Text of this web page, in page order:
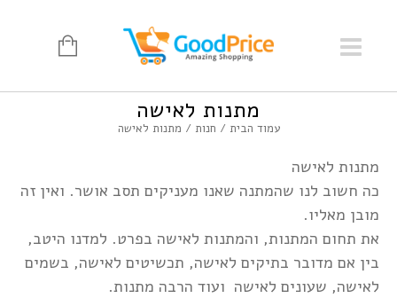
מתנות לאישה
עמוד הבית / חנות / מתנות לאישה
מתנות לאישה
כה חשוב לנו שהמתנה שאנו מעניקים תסב אושר. ואין זה
מובן מאליו.
את תחום המתנות, והמתנות לאישה בפרט. למדנו היטב,
בין אם מדובר בתיקים לאישה, תכשיטים לאישה, בשמים
לאישה, שעונים לאישה ועוד הרבה מתנות.